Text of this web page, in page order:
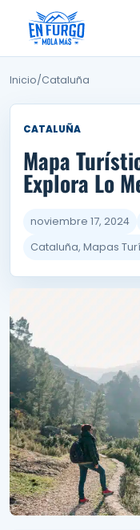
contenido
Inicio/Cataluña
CATALUÑA
Mapa
Explora Lo
noviembre 17, 2024
Cataluña, Mapas